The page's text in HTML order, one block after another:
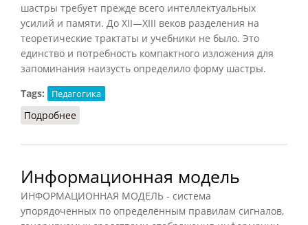
шастры требует прежде всего интеллектуальных
усилий и памяти. До XII—XIII веков разделения на
теоретические трактаты и учебники не было. Это
единство и потребность компактного изложения для
запоминания наизусть определило форму шастры.
Tags:
Педагогика
Подробнее
Информационная модель
ИНФОРМАЦИОННАЯ МОДЕЛЬ - система
упорядоченных по определённым правилам сигналов,